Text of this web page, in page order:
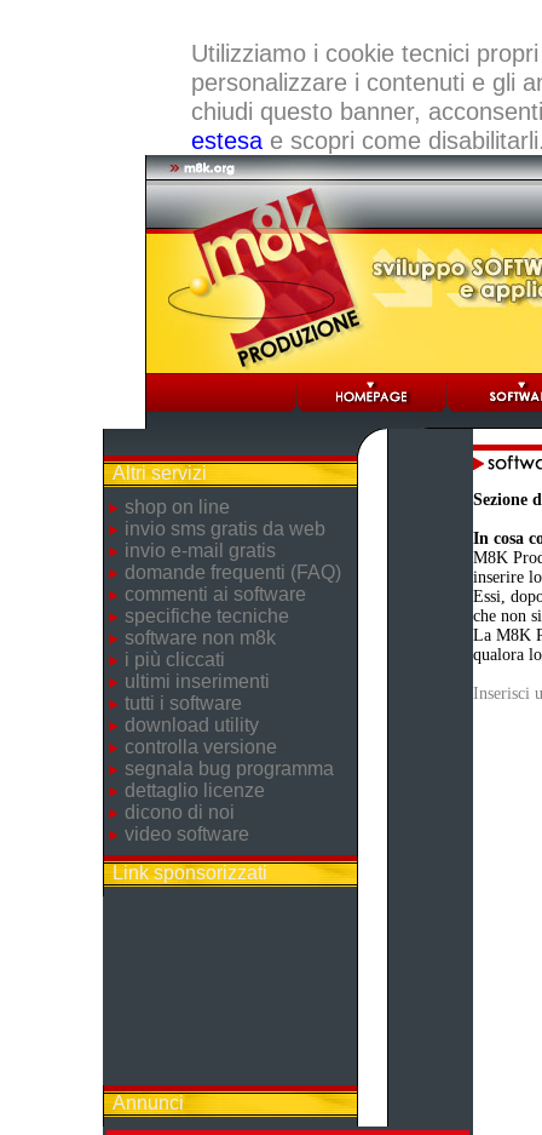
Utilizziamo i cookie tecnici
personalizzare i contenuti e gli
chiudi questo banner,
estesae scopri come
Altri servizi
shop on line
invio sms gratis da web
invio e-mail gratis
domande frequenti (FAQ)
commenti ai software
specifiche tecniche
software non m8k
i più cliccati
ultimi inserimenti
tutti i software
download utility
controlla versione
segnala bug programma
dettaglio licenze
dicono di noi
video software
Link sponsorizzati
Annunci
Sezione
In cosa
M8K
inserire
Essi,
che non
La M8K
qualora
Inserisci